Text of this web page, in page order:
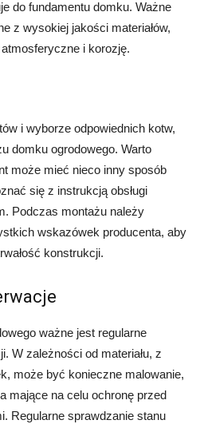
do fundamentu domku. Ważne
z wysokiej jakości materiałów,
i korozję.
i wyborze odpowiednich kotw,
domku ogrodowego. Warto
może mieć nieco inny sposób
się z instrukcją obsługi
Podczas montażu należy
wskazówek producenta, aby
konstrukcji.
ważne jest regularne
W zależności od materiału, z
może być konieczne malowanie,
mające na celu ochronę przed
Regularne sprawdzanie stanu